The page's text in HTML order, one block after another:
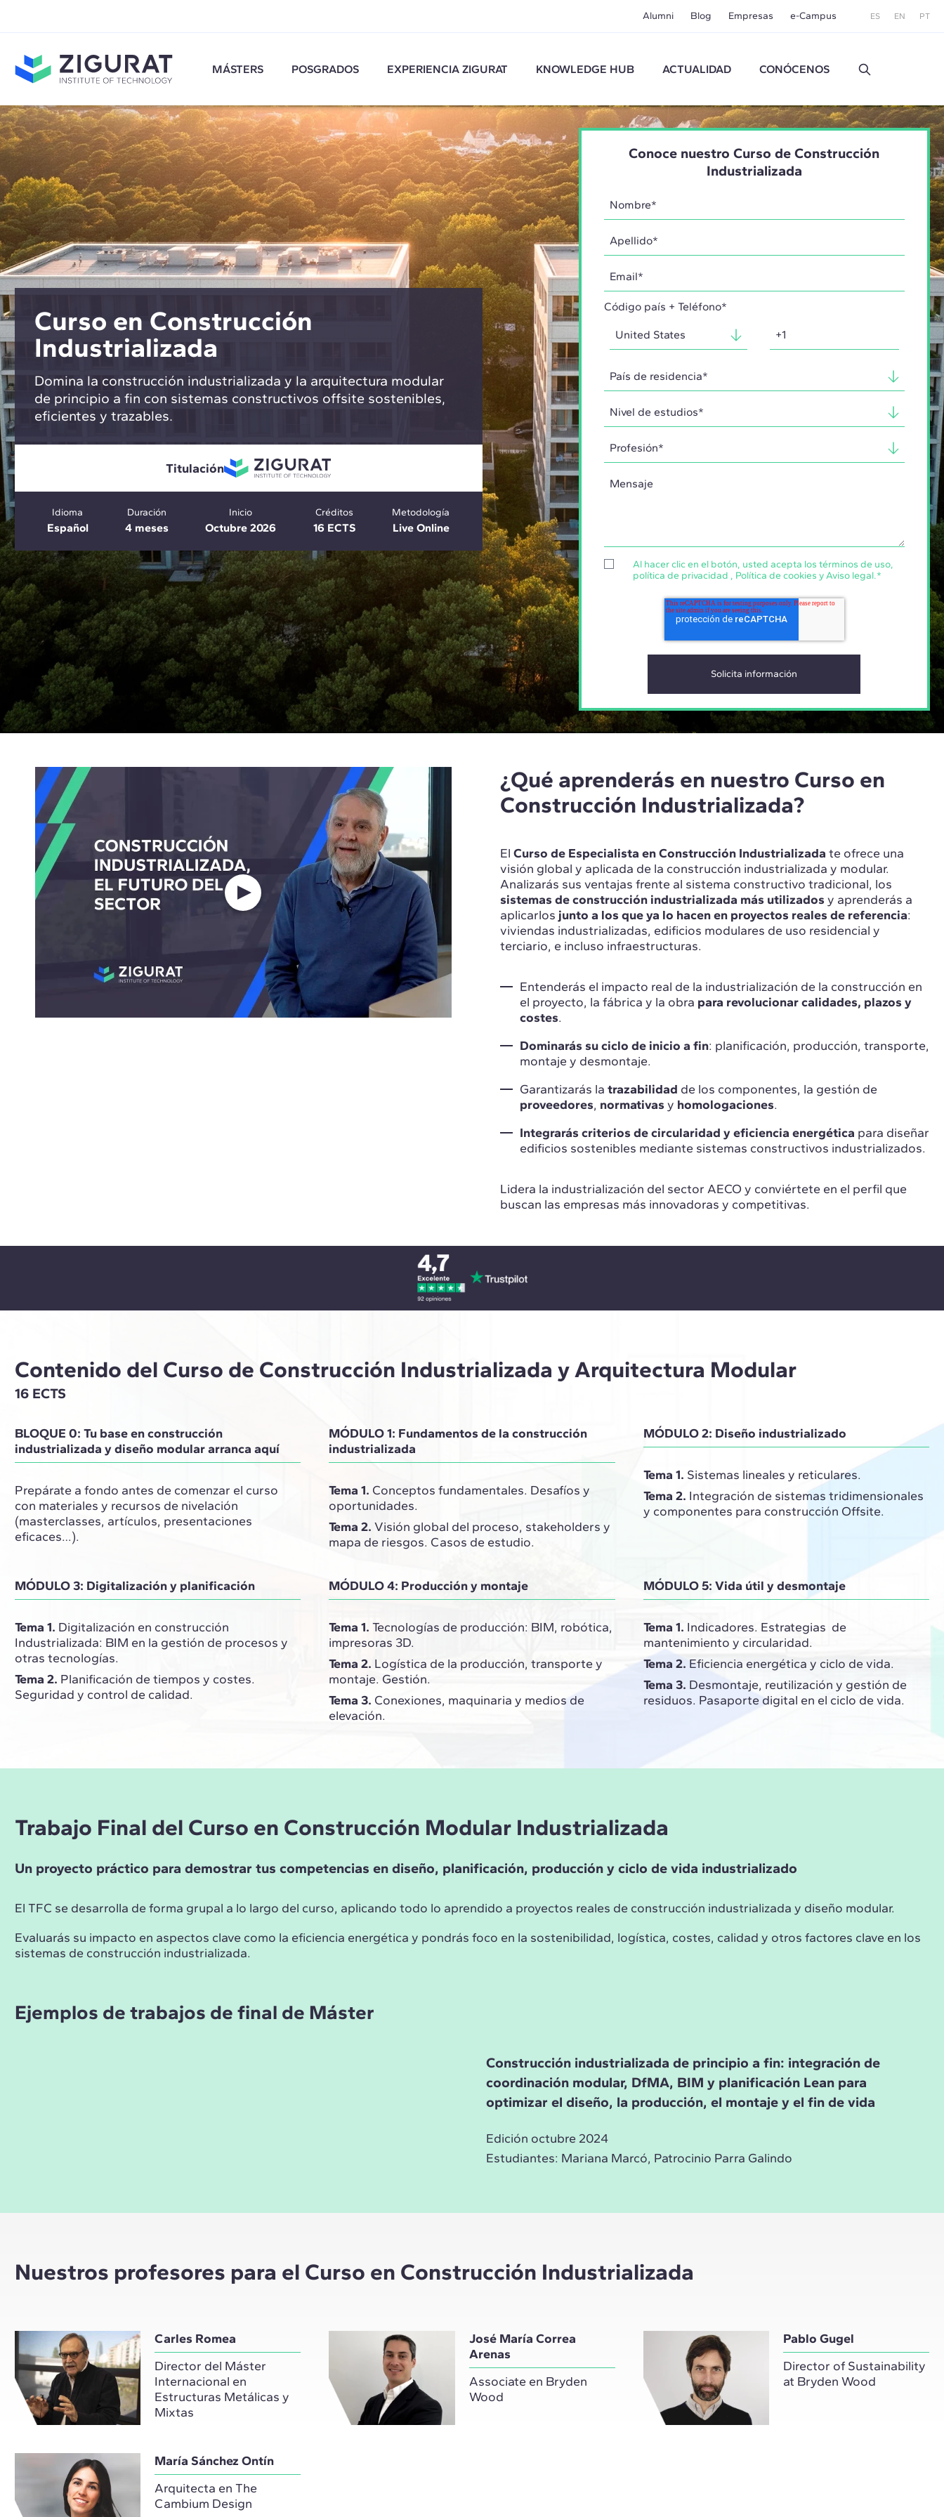
Alumni Blog Empresas e-Campus ES EN PT
MÁSTERS POSGRADOS EXPERIENCIA ZIGURAT KNOWLEDGE HUB ACTUALIDAD CONÓCENOS
Curso en Construcción
Industrializada
Domina la construcción industrializada y la arquitectura modular
de principio a fin con sistemas constructivos offsite sostenibles,
eficientes y trazables.
Titulación
Idioma
Español
Duración
4 meses
Inicio
Octubre 2026
Créditos
16 ECTS
Metodología
Live Online
Conoce nuestro Curso de Construcción
Industrializada
Código país + Teléfono*
Al hacer clic en el botón, usted acepta los términos de uso,
política de privacidad , Política de cookies yAviso legal.*
¿Qué aprenderás en nuestro Curso en
Construcción Industrializada?
El Curso de Especialista en Construcción Industrializada te ofrece una
visión global y aplicada de la construcción industrializada y modular.
Analizarás sus ventajas frente al sistema constructivo tradicional, los
sistemas de construcción industrializada más utilizados y aprenderás a
aplicarlos junto a los que ya lo hacen en proyectos reales de referencia:
viviendas industrializadas, edificios modulares de uso residencial y
terciario, e incluso infraestructuras.
Entenderás el impacto real de la industrialización de la construcción en
el proyecto, la fábrica y la obra para revolucionar calidades, plazos y
costes.
Dominarás su ciclo de inicio a fin: planificación, producción, transporte,
montaje y desmontaje.
Garantizarás la trazabilidad de los componentes, la gestión de
proveedores, normativas y homologaciones.
Integrarás criterios de circularidad y eficiencia energética para diseñar
edificios sostenibles mediante sistemas constructivos industrializados.
Lidera la industrialización del sector AECO y conviértete en el perfil que
buscan las empresas más innovadoras y competitivas.
Contenido del Curso de Construcción Industrializada y Arquitectura Modular
16 ECTS
BLOQUE 0: Tu base en construcción
industrializada y diseño modular arranca aquí
Prepárate a fondo antes de comenzar el curso
con materiales y recursos de nivelación
(masterclasses, artículos, presentaciones
eficaces…).
MÓDULO 1: Fundamentos de la construcción
industrializada
Tema 1. Conceptos fundamentales. Desafíos y
oportunidades.
Tema 2. Visión global del proceso, stakeholders y
mapa de riesgos. Casos de estudio.
MÓDULO 2: Diseño industrializado
Tema 1. Sistemas lineales y reticulares.
Tema 2. Integración de sistemas tridimensionales
y componentes para construcción Offsite.
MÓDULO 3: Digitalización y planificación
Tema 1. Digitalización en construcción
Industrializada: BIM en la gestión de procesos y
otras tecnologías.
Tema 2. Planificación de tiempos y costes.
Seguridad y control de calidad.
MÓDULO 4: Producción y montaje
Tema 1.Tecnologías de producción: BIM, robótica,
impresoras 3D.
Tema 2. Logística de la producción, transporte y
montaje. Gestión.
Tema 3. Conexiones, maquinaria y medios de
elevación.
MÓDULO 5: Vida útil y desmontaje
Tema 1. Indicadores. Estrategias de
mantenimiento y circularidad.
Tema 2. Eficiencia energética y ciclo de vida.
Tema 3. Desmontaje, reutilización y gestión de
residuos. Pasaporte digital en el ciclo de vida.
Trabajo Final del Curso en Construcción Modular Industrializada
Un proyecto práctico para demostrar tus competencias en diseño, planificación, producción y ciclo de vida industrializado
El TFC se desarrolla de forma grupal a lo largo del curso, aplicando todo lo aprendido a proyectos reales de construcción industrializada y diseño modular.
Evaluarás su impacto en aspectos clave como la eficiencia energética y pondrás foco en la sostenibilidad, logística, costes, calidad y otros factores clave en los
sistemas de construcción industrializada.
Ejemplos de trabajos de final de Máster
Construcción industrializada de principio a fin: integración de
coordinación modular, DfMA, BIM y planificación Lean para
optimizar el diseño, la producción, el montaje y el fin de vida
Edición octubre 2024
Estudiantes: Mariana Marcó, Patrocinio Parra Galindo
Nuestros profesores para el Curso en Construcción Industrializada
Carles Romea
Director del Máster
Internacional en
Estructuras Metálicas y
Mixtas
José María Correa
Arenas
Associate en Bryden
Wood
Pablo Gugel
Director of Sustainability
at Bryden Wood
María Sánchez Ontín
Arquitecta en The
Cambium Design